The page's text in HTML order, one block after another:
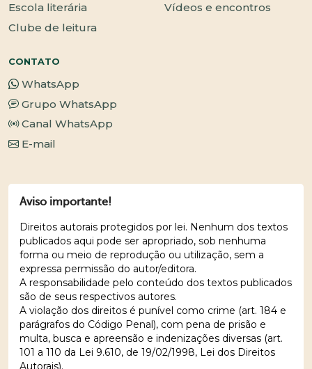
Escola literária
Clube de leitura
Vídeos e encontros
CONTATO
WhatsApp
Grupo WhatsApp
Canal WhatsApp
E-mail
Aviso importante!
Direitos autorais protegidos por lei. Nenhum dos textos
publicados aqui pode ser apropriado, sob nenhuma
forma ou meio de reprodução ou utilização, sem a
expressa permissão do autor/editora.
A responsabilidade pelo conteúdo dos textos publicados
são de seus respectivos autores.
A violação dos direitos é punível como crime (art. 184 e
parágrafos do Código Penal), com pena de prisão e
multa, busca e apreensão e indenizações diversas (art.
101 a 110 da Lei 9.610, de 19/02/1998, Lei dos Direitos
Autorais).